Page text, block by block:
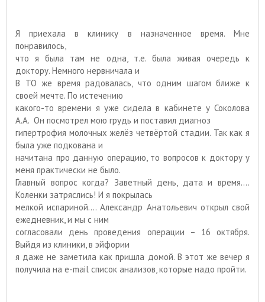
Я приехала в клинику в назначенное время. Мне
понравилось,
что я была там не одна, т.е. была живая очередь к
доктору. Немного нервничала и
В ТО же время радовалась, что одним шагом ближе к
своей мечте. По истечению
какого-то времени я уже сидела в кабинете у Соколова
А.А. Он посмотрел мою грудь и поставил диагноз
гипертрофия молочных желёз четвёртой стадии. Так как я
была уже подкована и
начитана про данную операцию, то вопросов к доктору у
меня практически не было.
Главный вопрос когда? Заветный день, дата и время….
Коленки затряслись! И я покрылась
мелкой испариной…. Александр Анатольевич открыл свой
ежедневник, и мы с ним
согласовали день проведения операции – 16 октября.
Выйдя из клиники, в эйфории
я даже не заметила как пришла домой. В этот же вечер я
получила на e-mail список анализов, которые надо пройти.